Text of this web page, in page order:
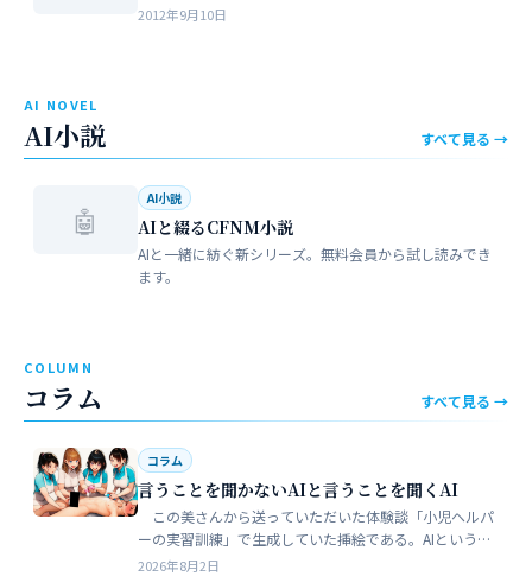
2012年9月10日
AI NOVEL
AI小説 すべて見る →
🤖
AI小説
AIと綴るCFNM小説
AIと一緒に紡ぐ新シリーズ。無料会員から試し読みでき
ます。
COLUMN
コラム すべて見る →
コラム
言うことを聞かないAIと言うことを聞くAI
この美さんから送っていただいた体験談「小児ヘルパ
ーの実習訓練」で生成していた挿絵である。AIというの
は、どうしても細部が苦手でトークンを積まずにやれる
2026年8月2日